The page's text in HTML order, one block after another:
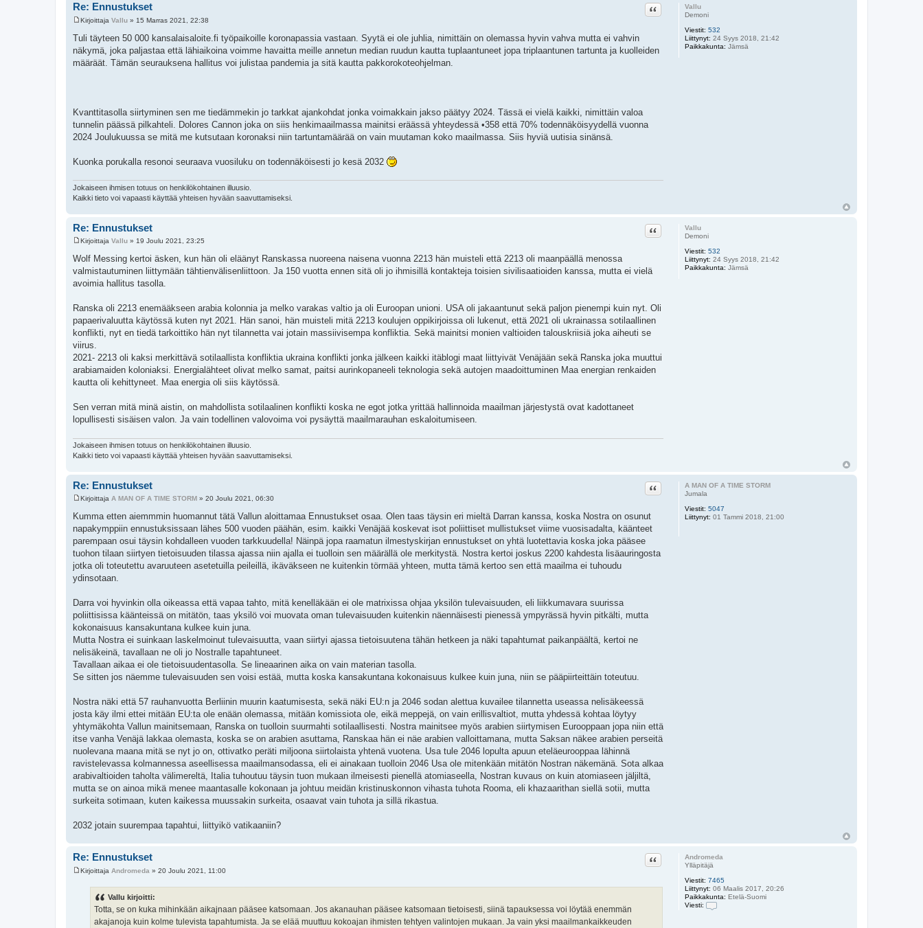
Vallu
Demoni
Viestit: 532
Liittynyt: 24 Syys 2018, 21:42
Paikkakunta: Jämsä
Re: Ennustukset Lainaa
e
s
t
i
Kirjoittaja Vallu » 15 Marras 2021, 22:38
Tuli täyteen 50 000 kansalaisaloite.fi työpaikoille koronapassia vastaan. Syytä ei ole juhlia, nimittäin on olemassa hyvin vahva mutta ei vahvin
näkymä, joka paljastaa että lähiaikoina voimme havaitta meille annetun median ruudun kautta tuplaantuneet jopa triplaantunen tartunta ja kuolleiden
määräät. Tämän seurauksena hallitus voi julistaa pandemia ja sitä kautta pakkorokoteohjelman.
Kvanttitasolla siirtyminen sen me tiedämmekin jo tarkkat ajankohdat jonka voimakkain jakso päätyy 2024. Tässä ei vielä kaikki, nimittäin valoa
tunnelin päässä pilkahteli. Dolores Cannon joka on siis henkimaailmassa mainitsi eräässä yhteydessä •358 että 70% todennäköisyydellä vuonna
2024 Joulukuussa se mitä me kutsutaan koronaksi niin tartuntamäärää on vain muutaman koko maailmassa. Siis hyviä uutisia sinänsä.
Kuonka porukalla resonoi seuraava vuosiluku on todennäköisesti jo kesä 2032
Jokaiseen ihmisen totuus on henkilökohtainen illuusio.
Kaikki tieto voi vapaasti käyttää yhteisen hyvään saavuttamiseksi.
Vallu
Demoni
Viestit: 532
Liittynyt: 24 Syys 2018, 21:42
Paikkakunta: Jämsä
Re: Ennustukset Lainaa
i
e
s
i
Kirjoittaja Vallu » 19 Joulu 2021, 23:25
Wolf Messing kertoi äsken, kun hän oli eläänyt Ranskassa nuoreena naisena vuonna 2213 hän muisteli että 2213 oli maanpäällä menossa
valmistautuminen liittymään tähtienvälisenliittoon. Ja 150 vuotta ennen sitä oli jo ihmisillä kontakteja toisien sivilisaatioiden kanssa, mutta ei vielä
avoimia hallitus tasolla.
Ranska oli 2213 enemääkseen arabia kolonnia ja melko varakas valtio ja oli Euroopan unioni. USA oli jakaantunut sekä paljon pienempi kuin nyt. Oli
papaerivaluutta käytössä kuten nyt 2021. Hän sanoi, hän muisteli mitä 2213 koulujen oppikirjoissa oli lukenut, että 2021 oli ukrainassa sotilaallinen
konflikti, nyt en tiedä tarkoittiko hän nyt tilannetta vai jotain massiivisempa konfliktia. Sekä mainitsi monien valtioiden talouskriisiä joka aiheuti se
viirus.
2021- 2213 oli kaksi merkittävä sotilaallista konfliktia ukraina konflikti jonka jälkeen kaikki itäblogi maat liittyivät Venäjään sekä Ranska joka muuttui
arabiamaiden koloniaksi. Energialähteet olivat melko samat, paitsi aurinkopaneeli teknologia sekä autojen maadoittuminen Maa energian renkaiden
kautta oli kehittyneet. Maa energia oli siis käytössä.
Sen verran mitä minä aistin, on mahdollista sotilaalinen konflikti koska ne egot jotka yrittää hallinnoida maailman järjestystä ovat kadottaneet
lopullisesti sisäisen valon. Ja vain todellinen valovoima voi pysäyttä maailmarauhan eskaloitumiseen.
Jokaiseen ihmisen totuus on henkilökohtainen illuusio.
Kaikki tieto voi vapaasti käyttää yhteisen hyvään saavuttamiseksi.
A MAN OF A TIME STORM
Jumala
Viestit: 5047
Liittynyt: 01 Tammi 2018, 21:00
Re: Ennustukset Lainaa
e
s
t
i
Kirjoittaja A MAN OF A TIME STORM » 20 Joulu 2021, 06:30
Kumma etten aiemmmin huomannut tätä Vallun aloittamaa Ennustukset osaa. Olen taas täysin eri mieltä Darran kanssa, koska Nostra on osunut
napakymppiin ennustuksissaan lähes 500 vuoden päähän, esim. kaikki Venäjää koskevat isot poliittiset mullistukset viime vuosisadalta, käänteet
parempaan osui täysin kohdalleen vuoden tarkkuudella! Näinpä jopa raamatun ilmestyskirjan ennustukset on yhtä luotettavia koska joka pääsee
tuohon tilaan siirtyen tietoisuuden tilassa ajassa niin ajalla ei tuolloin sen määrällä ole merkitystä. Nostra kertoi joskus 2200 kahdesta lisäauringosta
jotka oli toteutettu avaruuteen asetetuilla peileillä, ikäväkseen ne kuitenkin törmää yhteen, mutta tämä kertoo sen että maailma ei tuhoudu
ydinsotaan.
Darra voi hyvinkin olla oikeassa että vapaa tahto, mitä kenelläkään ei ole matrixissa ohjaa yksilön tulevaisuuden, eli liikkumavara suurissa
poliittisissa käänteissä on mitätön, taas yksilö voi muovata oman tulevaisuuden kuitenkin näennäisesti pienessä ympyrässä hyvin pitkälti, mutta
kokonaisuus kansakuntana kulkee kuin juna.
Mutta Nostra ei suinkaan laskelmoinut tulevaisuutta, vaan siirtyi ajassa tietoisuutena tähän hetkeen ja näki tapahtumat paikanpäältä, kertoi ne
nelisäkeinä, tavallaan ne oli jo Nostralle tapahtuneet.
Tavallaan aikaa ei ole tietoisuudentasolla. Se lineaarinen aika on vain materian tasolla.
Se sitten jos näemme tulevaisuuden sen voisi estää, mutta koska kansakuntana kokonaisuus kulkee kuin juna, niin se pääpiirteittäin toteutuu.
Nostra näki että 57 rauhanvuotta Berliinin muurin kaatumisesta, sekä näki EU:n ja 2046 sodan alettua kuvailee tilannetta useassa nelisäkeessä
josta käy ilmi ettei mitään EU:ta ole enään olemassa, mitään komissiota ole, eikä meppejä, on vain erillisvaltiot, mutta yhdessä kohtaa löytyy
yhtymäkohta Vallun mainitsemaan, Ranska on tuolloin suurmahti sotilaallisesti. Nostra mainitsee myös arabien siirtymisen Eurooppaan jopa niin että
itse vanha Venäjä lakkaa olemasta, koska se on arabien asuttama, Ranskaa hän ei näe arabien valloittamana, mutta Saksan näkee arabien perseitä
nuolevana maana mitä se nyt jo on, ottivatko peräti miljoona siirtolaista yhtenä vuotena. Usa tule 2046 lopulta apuun eteläeurooppaa lähinnä
ravistelevassa kolmannessa aseellisessa maailmansodassa, eli ei ainakaan tuolloin 2046 Usa ole mitenkään mitätön Nostran näkemänä. Sota alkaa
arabivaltioiden taholta välimereltä, Italia tuhoutuu täysin tuon mukaan ilmeisesti pienellä atomiaseella, Nostran kuvaus on kuin atomiaseen jäljiltä,
mutta se on ainoa mikä menee maantasalle kokonaan ja johtuu meidän kristinuskonnon vihasta tuhota Rooma, eli khazaarithan siellä sotii, mutta
surkeita sotimaan, kuten kaikessa muussakin surkeita, osaavat vain tuhota ja sillä rikastua.
2032 jotain suurempaa tapahtui, liittyikö vatikaaniin?
Andromeda
Ylläpitäjä
Viestit: 7465
Liittynyt: 06 Maalis 2017, 20:26
Paikkakunta: Etelä-Suomi
Viesti:
Re: Ennustukset Lainaa
Kirjoittaja Andromeda » 20 Joulu 2021, 11:00
Vallu kirjoitti:
Totta, se on kuka mihinkään aikajnaan pääsee katsomaan. Jos akanauhan pääsee katsomaan tietoisesti, siinä tapauksessa voi löytää enemmän
akajanoja kuin kolme tulevista tapahtumista. Ja se elää muuttuu kokoajan ihmisten tehtyen valintojen mukaan. Ja vain yksi maailmankaikkeuden